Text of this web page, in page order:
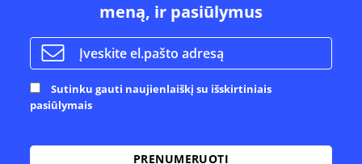
meną, ir pasiūlymus
Sutinku gauti naujienlaiškį su išskirtiniais
pasiūlymais